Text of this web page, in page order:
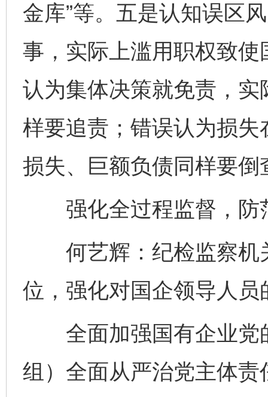
金库”等。五是认知误区
事，实际上滥用职权致
认为集体决策就免责，
样要追责；错误认为损
损失、巨额负债同样要倒
强化全过程监督，防
何艺辉：纪检监察机
位，强化对国企领导人员
全面加强国有企业党
组）全面从严治党主体